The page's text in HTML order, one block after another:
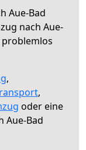
Aue-Bad
nach Aue-
problemlos
,
,
oder eine
Aue-Bad